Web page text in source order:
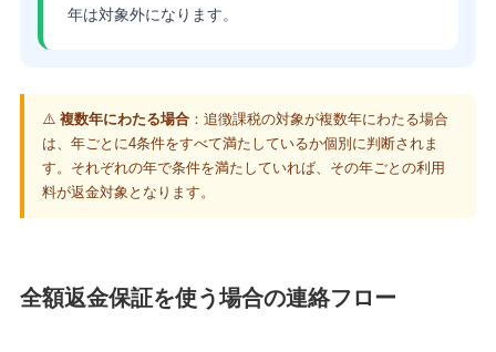
年は対象外になります。
⚠️ 複数年にわたる場合：追徴課税の対象が複数年にわたる場合
は、年ごとに4条件をすべて満たしているか個別に判断されま
す。それぞれの年で条件を満たしていれば、その年ごとの利用
料が返金対象となります。
全額返金保証を使う場合の連絡フロー